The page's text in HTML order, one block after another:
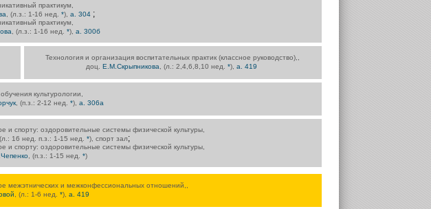
практикум,
, (л.з.: 1-16 нед. *), а. 304 ;
практикум,
, (л.з.: 1-16 нед. *), а. 300б
Технология и организация воспитательных практик (классное руководство),,
доц. Е.М.Скрыпникова , (л.: 2,4,6,8,10 нед. *), а. 419
культурологии,
, (п.з.: 2-12 нед. *), а. 306а
и спорту: оздоровительные системы физической культуры,
(л.: 16 нед. п.з.: 1-15 нед. *), спорт зал;
и спорту: оздоровительные системы физической культуры,
, (п.з.: 1-15 нед. *)
межэтнических и межконфессиональных отношений,,
, (л.: 1-6 нед. *), а. 419